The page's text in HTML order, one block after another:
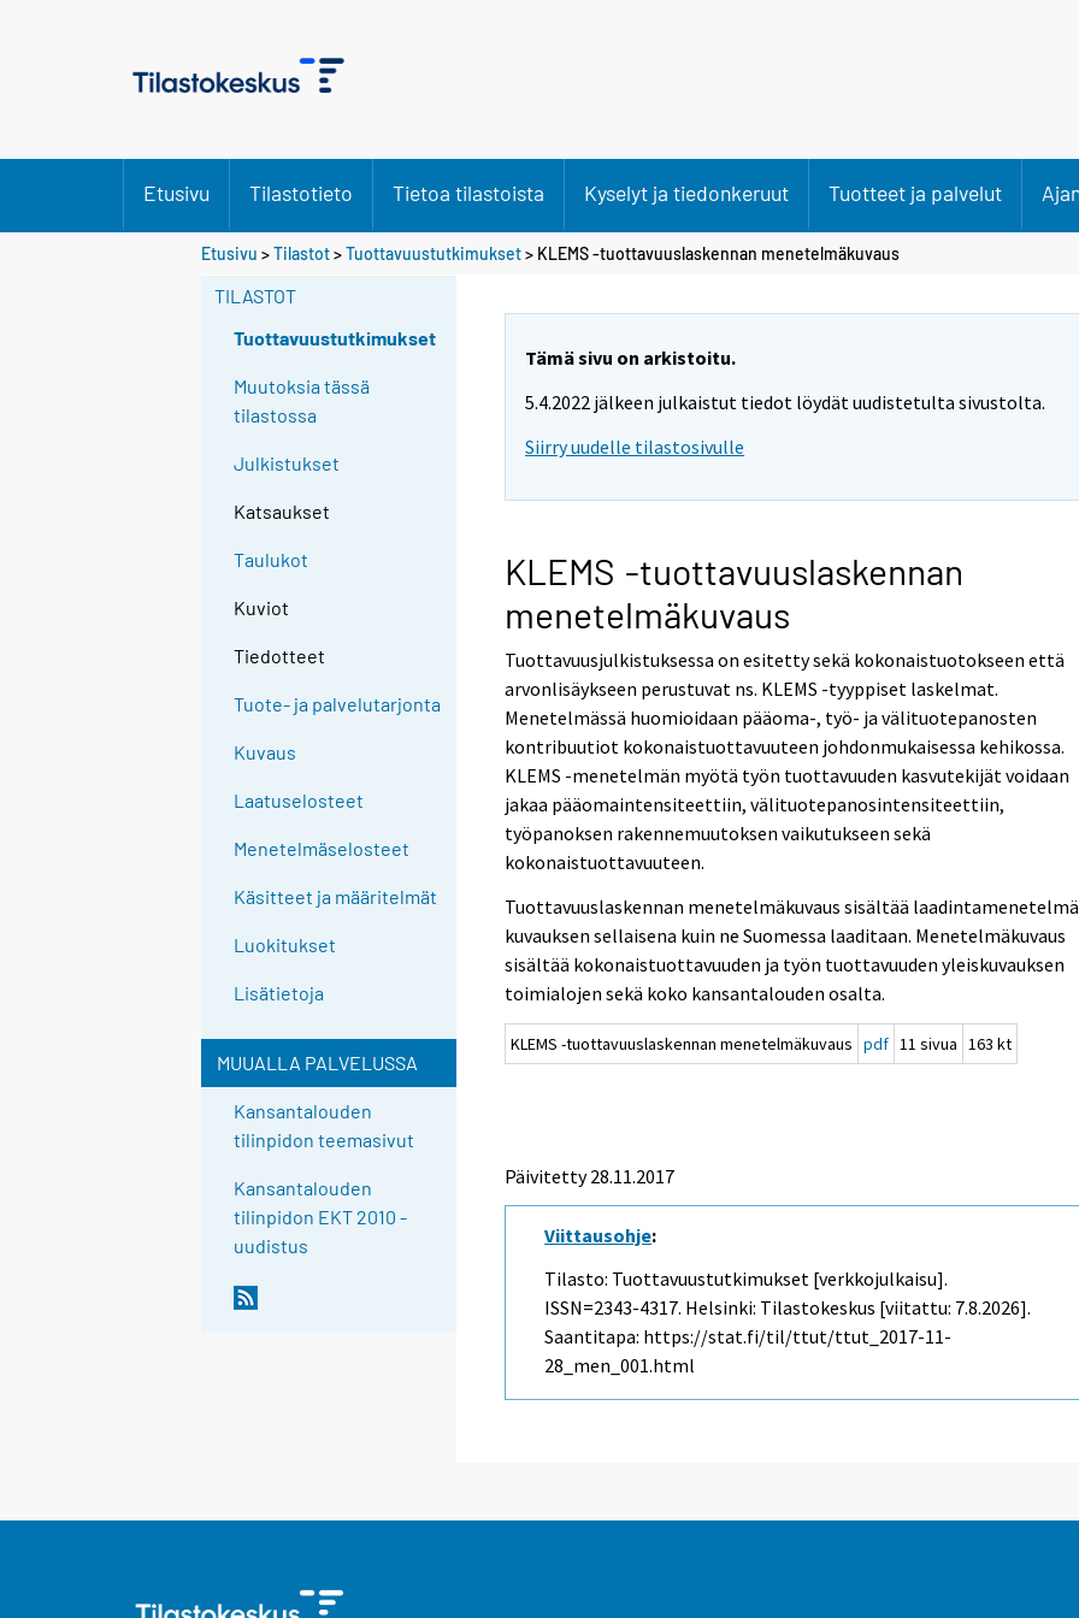
Etusivu Tilastotieto Tietoa tilastoista Kyselyt ja tiedonkeruut Tuotteet ja palvelut
Etusivu >Tilastot>Tuottavuustutkimukset> KLEMS -tuottavuuslaskennan menetelmäkuvaus
TILASTOT
Tuottavuustutkimukset
Muutoksia tässä
tilastossa
Julkistukset
Katsaukset
Taulukot
Kuviot
Tiedotteet
Tuote- ja palvelutarjonta
Kuvaus
Laatuselosteet
Menetelmäselosteet
Käsitteet ja määritelmät
Luokitukset
Lisätietoja
MUUALLA PALVELUSSA
Kansantalouden
tilinpidon teemasivut
Kansantalouden
tilinpidon EKT 2010 -
uudistus
Tämä sivu on arkistoitu.
5.4.2022 jälkeen julkaistut tiedot löydät uudistetulta sivustolta.
Siirry uudelle tilastosivulle
KLEMS -tuottavuuslaskennan
menetelmäkuvaus
Tuottavuusjulkistuksessa on esitetty sekä kokonaistuotokseen että
arvonlisäykseen perustuvat ns. KLEMS -tyyppiset laskelmat.
Menetelmässä huomioidaan pääoma-, työ- ja välituotepanosten
kontribuutiot kokonaistuottavuuteen johdonmukaisessa kehikossa.
KLEMS -menetelmän myötä työn tuottavuuden kasvutekijät voidaan
jakaa pääomaintensiteettiin, välituotepanosintensiteettiin,
työpanoksen rakennemuutoksen vaikutukseen sekä
kokonaistuottavuuteen.
Tuottavuuslaskennan menetelmäkuvaus sisältää
kuvauksen sellaisena kuin ne Suomessa laaditaan. Menetelmäkuvaus
sisältää kokonaistuottavuuden ja työn tuottavuuden yleiskuvauksen
toimialojen sekä koko kansantalouden osalta.
KLEMS -tuottavuuslaskennan menetelmäkuvaus pdf 11 sivua 163 kt
Päivitetty 28.11.2017
Viittausohje:
Tilasto: Tuottavuustutkimukset [verkkojulkaisu].
ISSN=2343-4317. Helsinki: Tilastokeskus [viitattu: 7.8.2026].
Saantitapa: https://stat.fi/til/ttut/ttut_2017-11-
28_men_001.html